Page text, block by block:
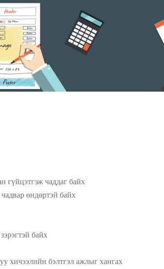
чаддаг байх
өндөртэй байх
байх
хичээлийн бэлтгэл ажлыг хангах